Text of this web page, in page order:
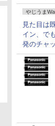
やじうま
見た目は
イン、で
発のチャ